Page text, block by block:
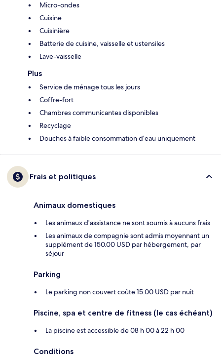
Micro-ondes
Cuisine
Cuisinière
Batterie de cuisine, vaisselle et ustensiles
Lave-vaisselle
Plus
Service de ménage tous les jours
Coffre-fort
Chambres communicantes disponibles
Recyclage
Douches à faible consommation d’eau uniquement
Frais et politiques
Animaux domestiques
Les animaux d'assistance ne sont soumis à aucuns frais
Les animaux de compagnie sont admis moyennant un
supplément de 150.00 USD par hébergement, par
séjour
Parking
Le parking non couvert coûte 15.00 USD par nuit
Piscine, spa et centre de fitness (le cas échéant)
La piscine est accessible de 08 h 00 à 22 h 00
Conditions